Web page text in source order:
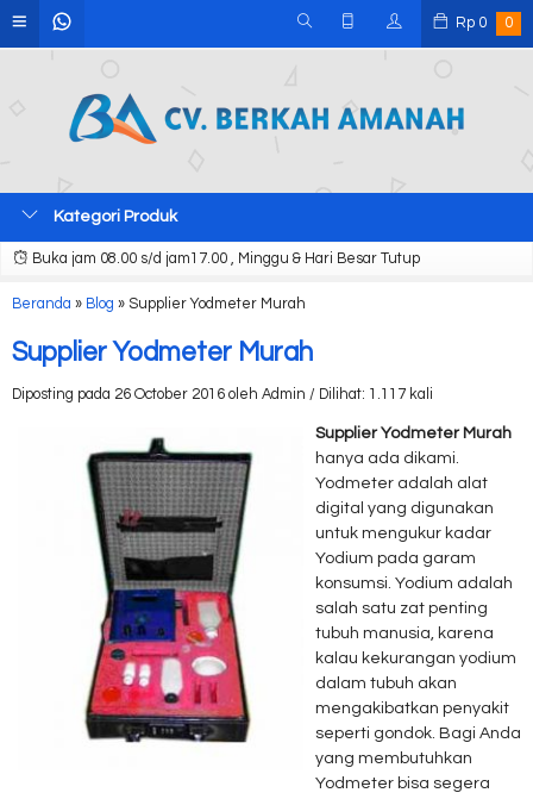
Rp 0 0
Kategori Produk
Buka jam 08.00 s/d jam17.00 , Minggu & Hari Besar Tutup
Beranda » Blog » Supplier Yodmeter Murah
Supplier Yodmeter Murah
Diposting pada 26 October 2016 oleh Admin / Dilihat: 1.117 kali
Supplier Yodmeter Murah
hanya ada dikami.
Yodmeter adalah alat
digital yang digunakan
untuk mengukur kadar
Yodium pada garam
konsumsi. Yodium adalah
salah satu zat penting
tubuh manusia, karena
kalau kekurangan yodium
dalam tubuh akan
mengakibatkan penyakit
seperti gondok. Bagi Anda
yang membutuhkan
Yodmeter bisa segera